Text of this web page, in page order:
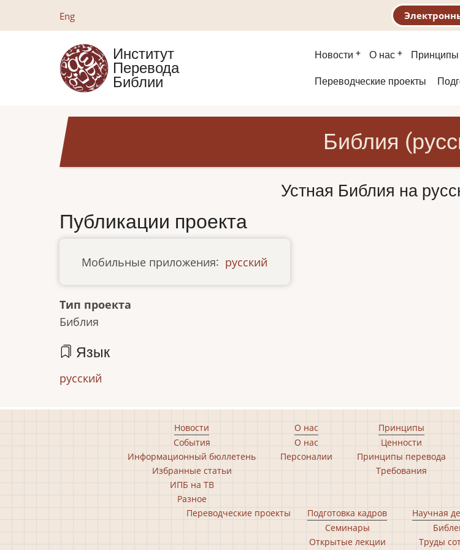
содержанию
Eng
Институт
Перевода
Библии
Основная
навигация
Новости О нас Принципы
Второе
Переводческие проекты
Библия
Устная Библия на
Публикации проекта
Мобильные приложения: русский
Тип проекта
Библия
Язык
русский
Новости
События
Информационный бюллетень
Избранные статьи
ИПБ на ТВ
Разное
О нас
О нас
Персоналии
Принципы
Ценности
Принципы перевода
Требования
Переводческие проекты
Подготовка кадров
Семинары
Открытые лекции
Научная
Труды